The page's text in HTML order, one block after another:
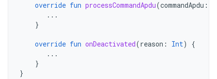
override fun processCommandApdu(commandApdu :
...
}
override fun onDeactivated(reason : Int)
{
...
}
}